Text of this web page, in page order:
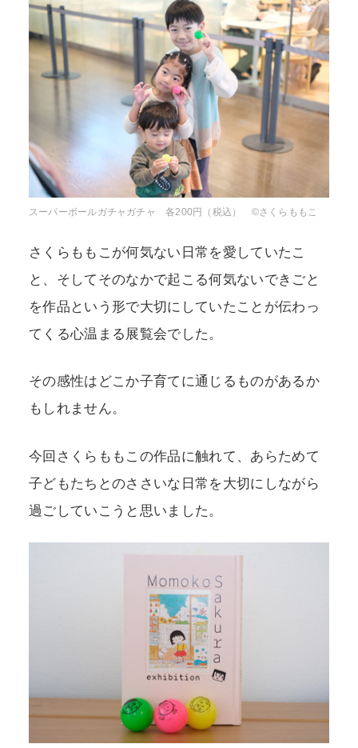
スーパーボールガチャガチャ 各200円（税込） ©さくらももこ
さくらももこが何気ない日常を愛していたこ
と、そしてそのなかで起こる何気ないできごと
を作品という形で大切にしていたことが伝わっ
てくる心温まる展覧会でした。
その感性はどこか子育てに通じるものがあるか
もしれません。
今回さくらももこの作品に触れて、あらためて
子どもたちとのささいな日常を大切にしながら
過ごしていこうと思いました。